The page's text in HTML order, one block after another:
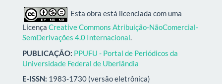
Esta obra está licenciada com uma
Licença Creative Commons Atribuição-NãoComercial-
SemDerivações 4.0 Internacional.
PUBLICAÇÃO: PPUFU - Portal de Periódicos da
Universidade Federal de Uberlândia
E-ISSN: 1983-1730 (versão eletrônica)